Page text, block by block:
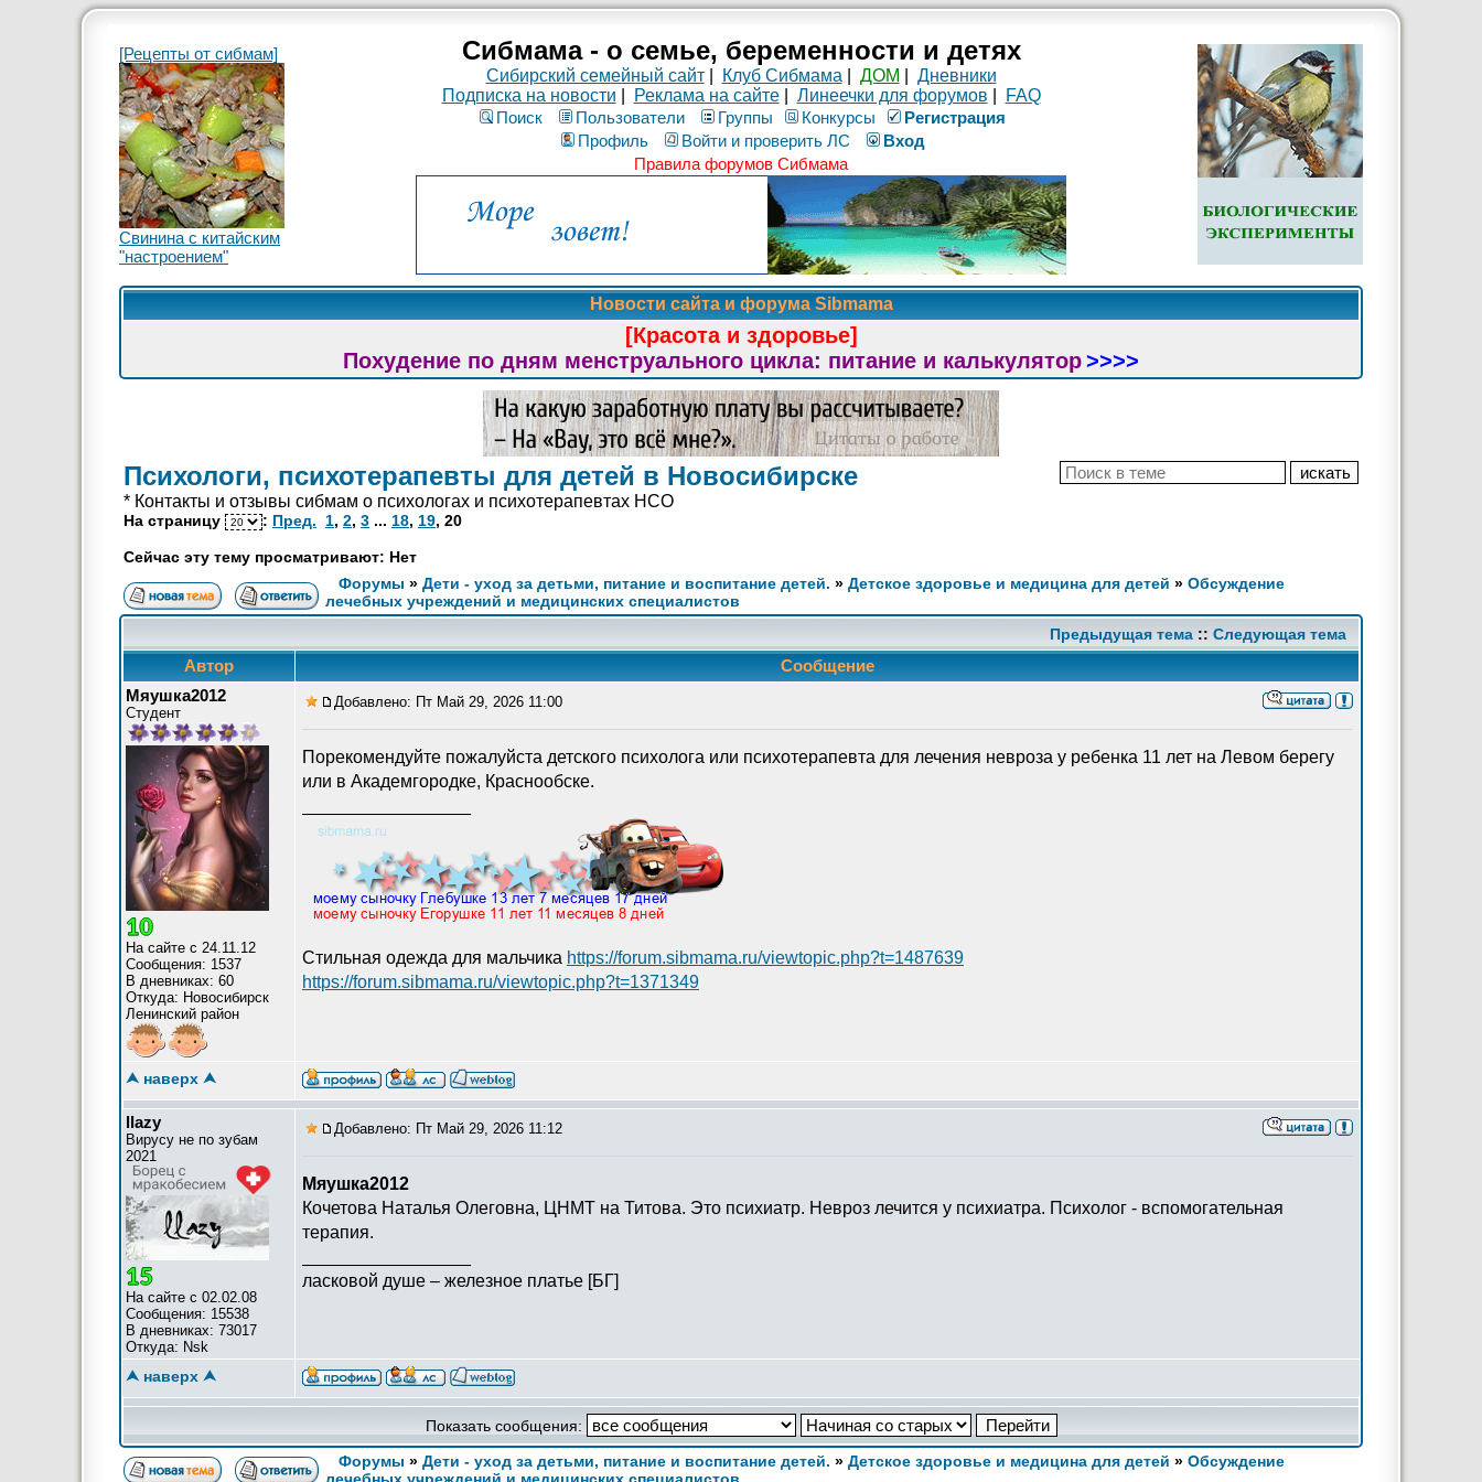
[Рецепты от сибмам]
Свинина с китайским
"настроением"
Сибмама - о семье, беременности и детях
Сибирский семейный сайт| Клуб Сибмама ДОМ
Дневники
Подписка на новости
Реклама на сайте| Линеечки для форумов
FAQ
Поиск
Пользователи Группы Конкурсы
Рeгиcтpaция
Профиль
Войти и проверить ЛС
Вход
Правила форумов Сибмама
Новости сайта и форума Sibmama
[Красота и здоровье]
Похудение по дням менструального цикла: питание и калькулятор>>>>
Психологи, психотерапевты для детей в Новосибирске
* Контакты и отзывы сибмам о психологах и психотерапевтах НСО
На страницу : Пред. 1, 2, 3 ... 18, 19, 20
Сейчас эту тему просматривают: Нет
Форумы » Дети - уход за детьми, питание и воспитание детей. » Детское здоровье и медицина для детей » Обсуждение
лечебных учреждений и медицинских специалистов
Предыдущая тема :: Следующая тема
Автор
Сообщение
Мяушка2012
Студент
На сайте с 24.11.12
Сообщения: 1537
В дневниках: 60
Откуда: Новосибирск
Ленинский район
Добавлено: Пт Май 29, 2026 11:00
Порекомендуйте пожалуйста детского психолога или психотерапевта для лечения невроза у ребенка 11 лет на Левом берегу
или в Академгородке, Краснообске.
Стильная одежда для мальчика https://forum.sibmama.ru/viewtopic.php?t=1487639
https://forum.sibmama.ru/viewtopic.php?t=1371349
⮝ наверх ⮝
llazy
Вирусу не по зубам
2021
На сайте с 02.02.08
Сообщения: 15538
В дневниках: 73017
Откуда: Nsk
Добавлено: Пт Май 29, 2026 11:12
Мяушка2012
Кочетова Наталья Олеговна, ЦНМТ на Титова. Это психиатр. Невроз лечится у психиатра. Психолог - вспомогательная
терапия.
ласковой душе – железное платье [БГ]
⮝ наверх ⮝
Показать сообщения:
Форумы » Дети - уход за детьми, питание и воспитание детей. » Детское здоровье и медицина для детей » Обсуждение